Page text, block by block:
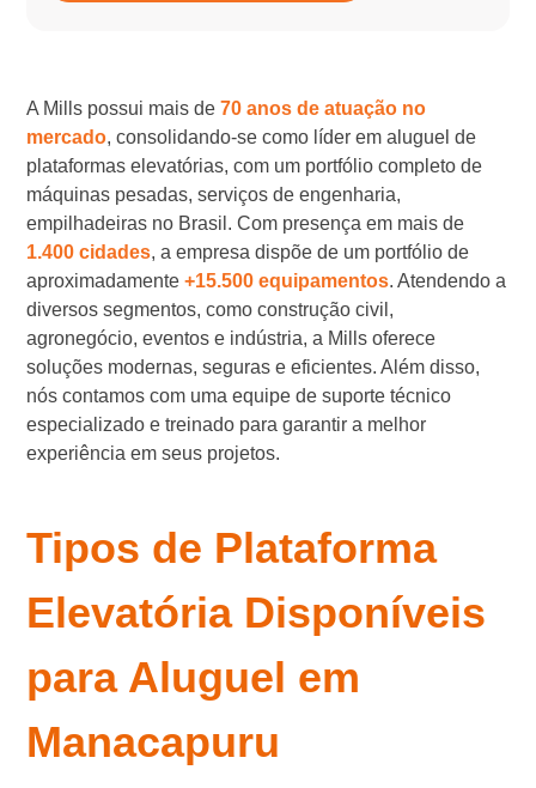
A Mills possui mais de70 anos de atuação no
mercado, consolidando-se como líder em aluguel de
plataformas elevatórias, com um portfólio completo de
máquinas pesadas, serviços de engenharia,
empilhadeiras no Brasil. Com presença em mais de
1.400 cidades, a empresa dispõe de um portfólio de
aproximadamente+15.500 equipamentos. Atendendo a
diversos segmentos, como construção civil,
agronegócio, eventos e indústria, a Mills oferece
soluções modernas, seguras e eficientes. Além disso,
nós contamos com uma equipe de suporte técnico
especializado e treinado para garantir a melhor
experiência em seus projetos.
Tipos de Plataforma
Elevatória Disponíveis
para Aluguel em
Manacapuru